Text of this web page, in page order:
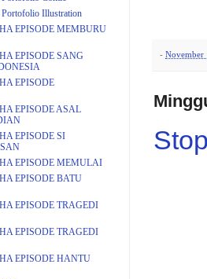
- November
Portofolio Illustration
EPISODE MEMBURU
EPISODE SANG
EPISODE
EPISODE ASAL
EPISODE SI
EPISODE MEMULAI
EPISODE BATU
EPISODE TRAGEDI
EPISODE TRAGEDI
EPISODE HANTU